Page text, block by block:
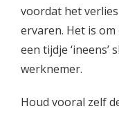
voordat het
ervaren. Het is
een tijdje ‘ineens’
werknemer.
Houd vooral zelf